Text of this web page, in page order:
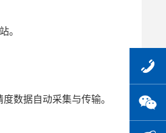
。
数据自动采集与传输。
0516-